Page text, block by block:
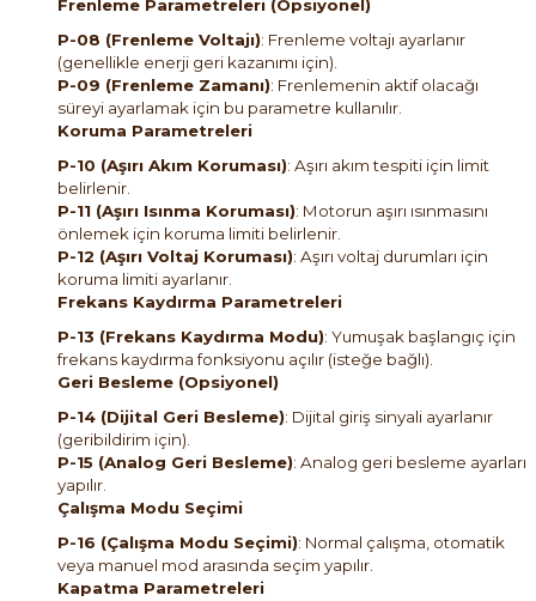
Frenleme Parametreleri (Opsiyonel)
P-08 (Frenleme Voltajı): Frenleme voltajı ayarlanır
(genellikle enerji geri kazanımı için).
P-09 (Frenleme Zamanı): Frenlemenin aktif olacağı
süreyi ayarlamak için bu parametre kullanılır.
Koruma Parametreleri
P-10 (Aşırı Akım Koruması): Aşırı akım tespiti için limit
belirlenir.
P-11 (Aşırı Isınma Koruması): Motorun aşırı ısınmasını
önlemek için koruma limiti belirlenir.
P-12 (Aşırı Voltaj Koruması): Aşırı voltaj durumları için
koruma limiti ayarlanır.
Frekans Kaydırma Parametreleri
P-13 (Frekans Kaydırma Modu): Yumuşak başlangıç için
frekans kaydırma fonksiyonu açılır (isteğe bağlı).
Geri Besleme (Opsiyonel)
P-14 (Dijital Geri Besleme): Dijital giriş sinyali ayarlanır
(geribildirim için).
P-15 (Analog Geri Besleme): Analog geri besleme ayarları
yapılır.
Çalışma Modu Seçimi
P-16 (Çalışma Modu Seçimi): Normal çalışma, otomatik
veya manuel mod arasında seçim yapılır.
Kapatma Parametreleri